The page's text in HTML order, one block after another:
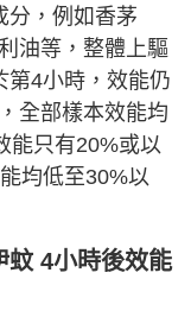
分，例如香茅
油等，整體上驅
第4小時，效能仍
全部樣本效能均
能只有20%或以
均低至30%以
蚊 4小時後效能